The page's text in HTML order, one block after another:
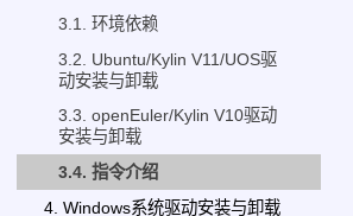
3.1. 环境依赖
3.2. Ubuntu/Kylin V11/UOS驱
动安装与卸载
3.3. openEuler/Kylin V10驱动
安装与卸载
3.4. 指令介绍
4. Windows系统驱动安装与卸载